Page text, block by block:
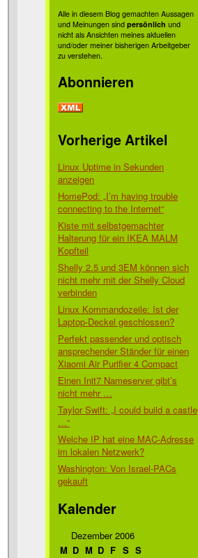
Alle in diesem Blog gemachten Aussagen
und Meinungen sind persönlich und
nicht als Ansichten meines aktuellen
und/oder meiner bisherigen Arbeitgeber
zu verstehen.
Abonnieren
Vorherige Artikel
Linux Uptime in Sekunden
anzeigen
HomePod: „I’m having trouble
connecting to the Internet“
Kiste mit selbstgemachter
Halterung für ein IKEA MALM
Kopfteil
Shelly 2.5 und 3EM können sich
nicht mehr mit der Shelly Cloud
verbinden
Linux Kommandozeile: Ist der
Laptop-Deckel geschlossen?
Perfekt passender und optisch
ansprechender Ständer für einen
Xiaomi Air Purifier 4 Compact
Einen Init7 Nameserver gibt’s
nicht mehr …
Taylor Swift: „I could build a castle
…“
Welche IP hat eine MAC-Adresse
im lokalen Netzwerk?
Washington: Von Israel-PACs
gekauft
Kalender
Dezember 2006
M D M D F S S